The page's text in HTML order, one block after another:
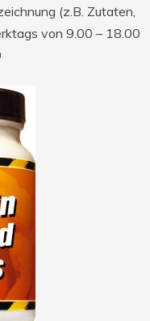
(z.B. Zutaten,
von 9.00 – 18.00